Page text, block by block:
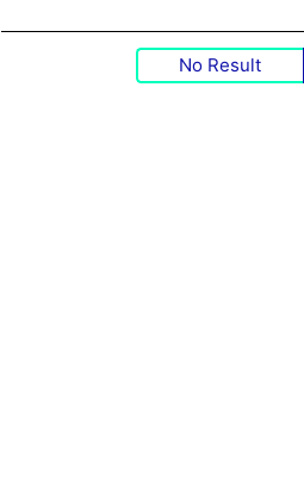
No Result